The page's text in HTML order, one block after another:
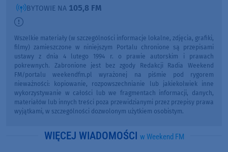
BYTOWIE NA 105,8 FM
Wszelkie materiały (w szczególności informacje lokalne, zdjęcia, grafiki,
filmy) zamieszczone w niniejszym Portalu chronione są przepisami
ustawy z dnia 4 lutego 1994 r. o prawie autorskim i prawach
pokrewnych. Zabronione jest bez zgody Redakcji Radia Weekend
FM/portalu weekendfm.pl wyrażonej na piśmie pod rygorem
nieważności: kopiowanie, rozpowszechnianie lub jakiekolwiek inne
wykorzystywanie w całości lub we fragmentach informacji, danych,
materiałów lub innych treści poza przewidzianymi przez przepisy prawa
wyjątkami, w szczególności dozwolonym użytkiem osobistym.
WIĘCEJ WIADOMOŚCI w Weekend FM